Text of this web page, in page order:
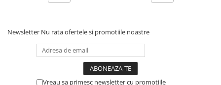
Newsletter Nu rata ofertele si promotiile noastre
Vreau sa primesc newsletter cu promotiile